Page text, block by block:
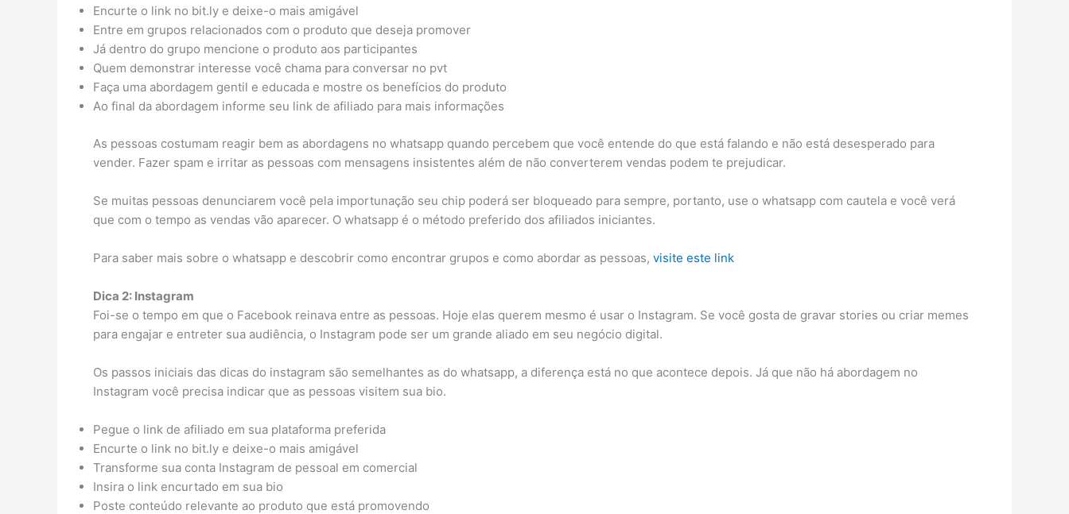
Encurte o link no bit.ly e deixe-o mais amigável
Entre em grupos relacionados com o produto que deseja promover
Já dentro do grupo mencione o produto aos participantes
Quem demonstrar interesse você chama para conversar no pvt
Faça uma abordagem gentil e educada e mostre os benefícios do produto
Ao final da abordagem informe seu link de afiliado para mais informações
As pessoas costumam reagir bem as abordagens no whatsapp quando percebem que você entende do que está falando e não está desesperado para
vender. Fazer spam e irritar as pessoas com mensagens insistentes além de não converterem vendas podem te prejudicar.
Se muitas pessoas denunciarem você pela importunação seu chip poderá ser bloqueado para sempre, portanto, use o whatsapp com cautela e você verá
que com o tempo as vendas vão aparecer. O whatsapp é o método preferido dos afiliados iniciantes.
Para saber mais sobre o whatsapp e descobrir como encontrar grupos e como abordar as pessoas, visite este link
Dica 2: Instagram
Foi-se o tempo em que o Facebook reinava entre as pessoas. Hoje elas querem mesmo é usar o Instagram. Se você gosta de gravar stories ou criar memes
para engajar e entreter sua audiência, o Instagram pode ser um grande aliado em seu negócio digital.
Os passos iniciais das dicas do instagram são semelhantes as do whatsapp, a diferença está no que acontece depois. Já que não há abordagem no
Instagram você precisa indicar que as pessoas visitem sua bio.
Pegue o link de afiliado em sua plataforma preferida​
Encurte o link no bit.ly e deixe-o mais amigável​
Transforme sua conta Instagram de pessoal em comercial
Insira o link encurtado em sua bio
Poste conteúdo relevante ao produto que está promovendo